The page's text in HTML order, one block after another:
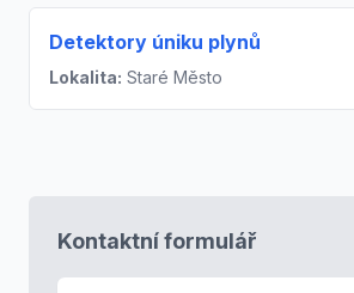
Detektory úniku plynů
Lokalita: Staré Město
Kontaktní formulář